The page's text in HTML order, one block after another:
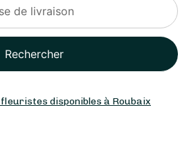
Rechercher
disponibles à Roubaix